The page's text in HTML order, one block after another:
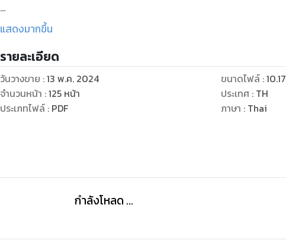
เธอเดินทางมารับรางวัลถึงประเทศสิงคโปร์ด้วยความภาคภูมิใจ
คนที่เคยอยู่กับเธอในช่วงเวลาที่เธอไม่เอาไหน
คนที่คอยอดทนกับตัวตนเก่า ๆ ของเธอ
คนที่สมควรจะได้อยู่กับเธอในเวอร์ชันที่ดีที่สุด แต่ก็ไม่ทันแล้ว
แสดงมากขึ้น
รายละเอียด
วันวางขาย :13 พ.ค. 2024
จำนวนหน้า :125 หน้า
ประเภทไฟล์: PDF
ขนาดไฟล์:10.17
ประเทศ : TH
ภาษา : Thai
กำลังโหลด ...